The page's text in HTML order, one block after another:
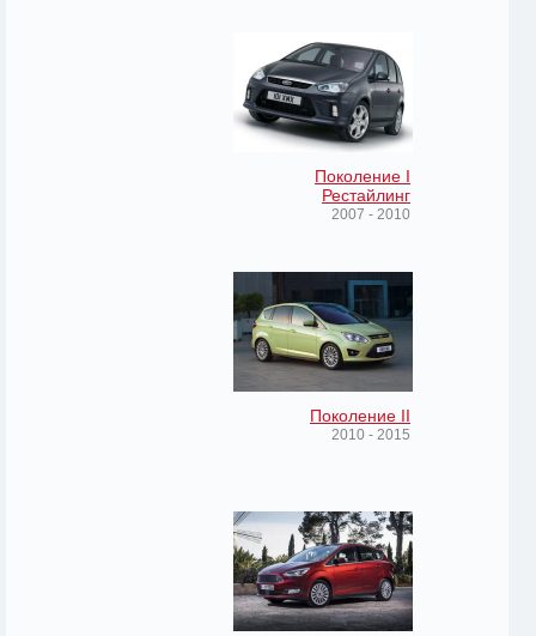
Поколение I
Рестайлинг
2007 - 2010
Поколение II
2010 - 2015